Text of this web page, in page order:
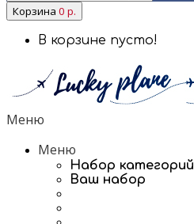
Корзина 0 р.
В корзине пусто!
Меню
Меню
Набор категорий
Ваш набор